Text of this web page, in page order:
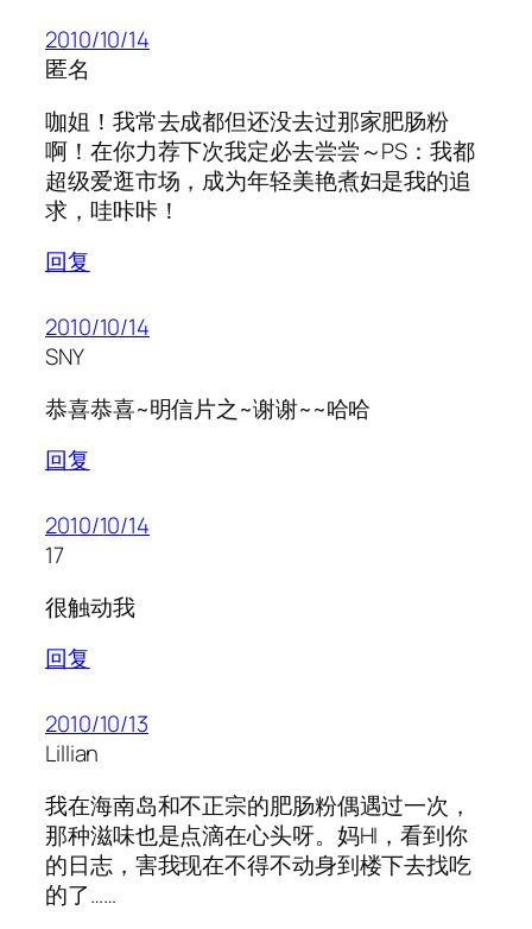
2010/10/14
匿名
咖姐！我常去成都但还没去过那家肥肠粉
啊！在你力荐下次我定必去尝尝～PS：我都
超级爱逛市场，成为年轻美艳煮妇是我的追
求，哇咔咔！
回复
2010/10/14
SNY
恭喜恭喜~明信片之~谢谢~~哈哈
回复
2010/10/14
17
很触动我
回复
2010/10/13
Lillian
我在海南岛和不正宗的肥肠粉偶遇过一次，
那种滋味也是点滴在心头呀。妈HI，看到你
的日志，害我现在不得不动身到楼下去找吃
的了……